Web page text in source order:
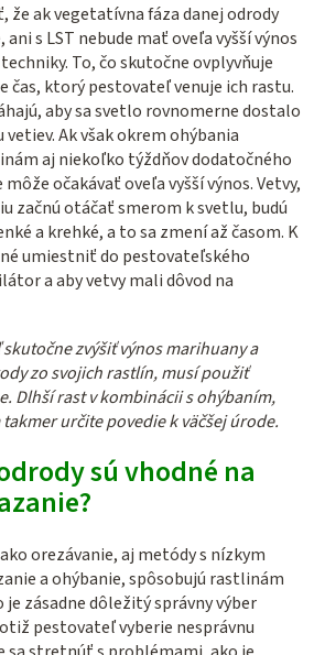
že ak vegetatívna fáza danej odrody
s LST nebude mať oveľa vyšší výnos
To, čo skutočne ovplyvňuje
čas, ktorý pestovateľ venuje ich rastu.
aby sa svetlo rovnomerne dostalo
Ak však okrem ohýbania
aj niekoľko týždňov dodatočného
očakávať oveľa vyšší výnos. Vetvy,
začnú otáčať smerom k svetlu, budú
a krehké, a to sa zmení až časom. K
umiestniť do pestovateľského
a aby vetvy mali dôvod na
zvýšiť výnos marihuany a
zo svojich rastlín, musí použiť
Dlhší rast v kombinácii s ohýbaním,
určite povedie k väčšej úrode.
sú vhodné na
orezávanie, aj metódy s nízkym
a ohýbanie, spôsobujú rastlinám
zásadne dôležitý správny výber
pestovateľ vyberie nesprávnu